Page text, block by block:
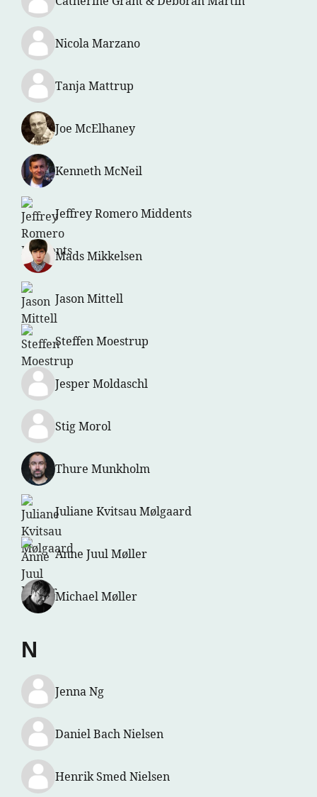
Nicola Marzano
Tanja Mattrup
Joe McElhaney
Kenneth McNeil
Jeffrey Romero Middents
Mads Mikkelsen
Jason Mittell
Steffen Moestrup
Jesper Moldaschl
Stig Morol
Thure Munkholm
Juliane Kvitsau Mølgaard
Anne Juul Møller
Michael Møller
N
Jenna Ng
Daniel Bach Nielsen
Henrik Smed Nielsen